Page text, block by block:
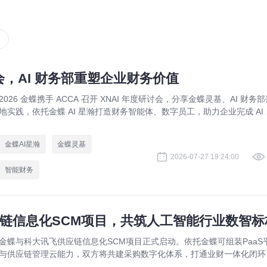
AI 财务部重塑企业财务价值
金蝶携手 ACCA 召开 XNAI 年度研讨会，分享金蝶灵基、AI 财务部
实践，依托金蝶 AI 星瀚打造财务智能体、数字员工，助力企业完成 AI
金蝶AI星瀚 金蝶灵基
智能财务
2026-07-27 19:24:00
信息化SCM项目，共筑人工智能行业数智
蝶与科大讯飞供应链信息化SCM项目正式启动。依托金蝶可组装PaaS
供应链管理云能力，双方将共建采购数字化体系，打通业财一体化闭环